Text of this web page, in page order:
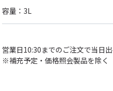
容量：3L
営業日10:30までのご注文で当日
※補充予定・価格照会製品を除く